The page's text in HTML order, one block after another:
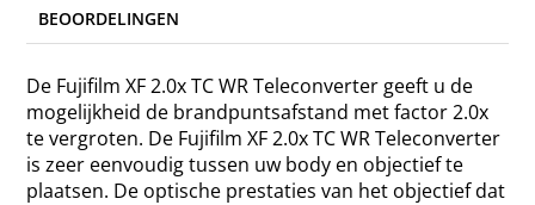
BEOORDELINGEN
De Fujifilm XF 2.0x TC WR Teleconverter geeft u de
mogelijkheid de brandpuntsafstand met factor 2.0x
te vergroten. De Fujifilm XF 2.0x TC WR Teleconverter
is zeer eenvoudig tussen uw body en objectief te
plaatsen. De optische prestaties van het objectief dat